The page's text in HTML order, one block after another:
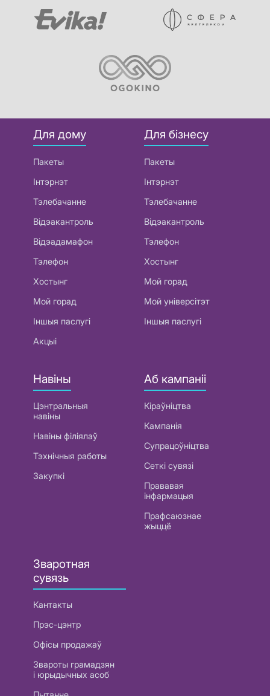
Для дому
Пакеты
Інтэрнэт
Тэлебачанне
Відэакантроль
Відэадамафон
Тэлефон
Хостынг
Мой горад
Іншыя паслугі
Акцыі
Для бізнесу
Пакеты
Інтэрнэт
Тэлебачанне
Відэакантроль
Тэлефон
Хостынг
Мой горад
Мой універсітэт
Іншыя паслугі
Навіны
Цэнтральныя
навіны
Навіны філіялаў
Тэхнічныя работы
Закупкі
Аб кампаніі
Кіраўніцтва
Кампанія
Супрацоўніцтва
Сеткі сувязі
Прававая
інфармацыя
Прафсаюзнае
жыццё
Зваротная
сувязь
Кантакты
Прэс-цэнтр
Офісы продажаў
Звароты грамадзян
і юрыдычных асоб